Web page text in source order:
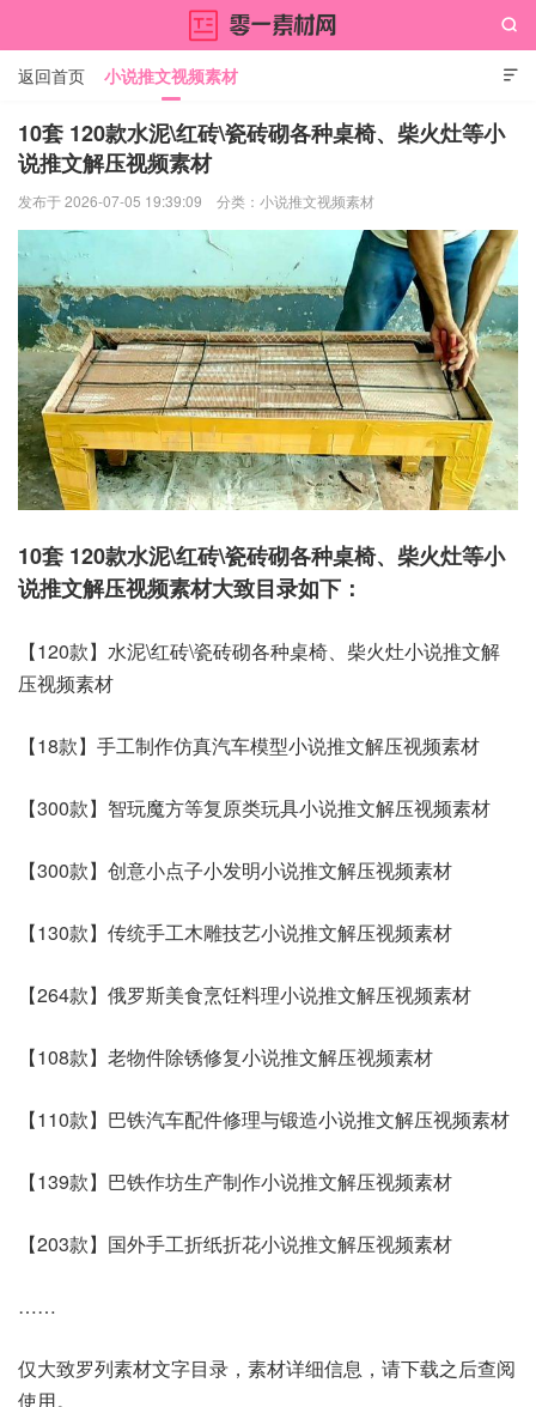
零一素材网

返回首页 小说推文视频素材

10套 120款水泥\红砖\瓷砖砌各种桌椅、柴火灶等小
说推文解压视频素材
发布于 2026-07-05 19:39:09 分类： 小说推文视频素材
10套 120款水泥\红砖\瓷砖砌各种桌椅、柴火灶等小
说推文解压视频素材大致目录如下：
【120款】水泥\红砖\瓷砖砌各种桌椅、柴火灶小说推文解
压视频素材
【18款】手工制作仿真汽车模型小说推文解压视频素材
【300款】智玩魔方等复原类玩具小说推文解压视频素材
【300款】创意小点子小发明小说推文解压视频素材
【130款】传统手工木雕技艺小说推文解压视频素材
【264款】俄罗斯美食烹饪料理小说推文解压视频素材
【108款】老物件除锈修复小说推文解压视频素材
【110款】巴铁汽车配件修理与锻造小说推文解压视频素材
【139款】巴铁作坊生产制作小说推文解压视频素材
【203款】国外手工折纸折花小说推文解压视频素材
……
仅大致罗列素材文字目录，素材详细信息，请下载之后查阅
使用。